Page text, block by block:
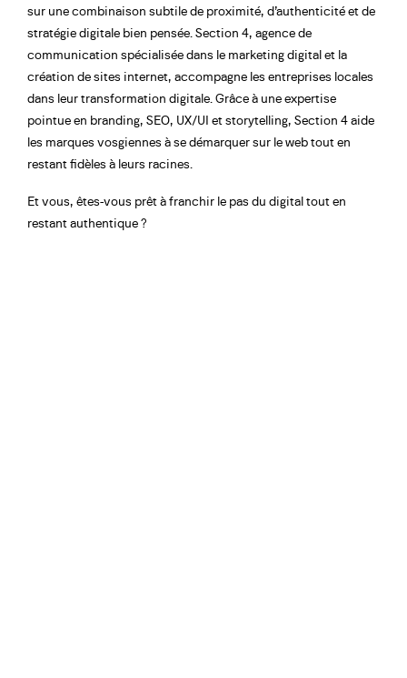
sur une combinaison subtile de proximité, d’authenticité et de
stratégie digitale bien pensée. Section 4, agence de
communication spécialisée dans le marketing digital et la
création de sites internet, accompagne les entreprises locales
dans leur transformation digitale. Grâce à une expertise
pointue en branding, SEO, UX/UI et storytelling, Section 4 aide
les marques vosgiennes à se démarquer sur le web tout en
restant fidèles à leurs racines.
Et vous, êtes-vous prêt à franchir le pas du digital tout en
restant authentique ?